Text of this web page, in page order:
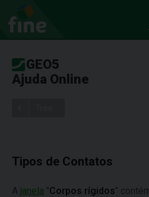
GEO5
Ajuda Online
Tipos de Contatos
A janela "Corpos rígidos"